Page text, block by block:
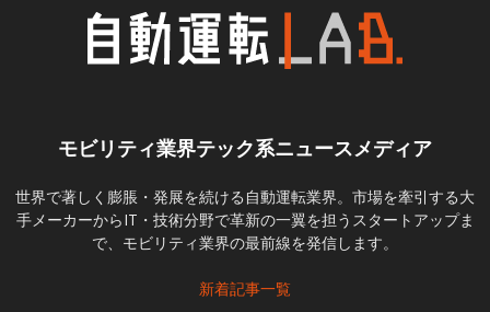
モビリティ業界テック系ニュースメディア
世界で著しく膨脹・発展を続ける自動運転業界。市場を牽引する大
手メーカーからIT・技術分野で革新の一翼を担うスタートアップま
で、モビリティ業界の最前線を発信します。
新着記事一覧